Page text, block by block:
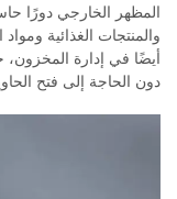
المظهر الخارجي دورًا
والمنتجات الغذائية
أيضًا في إدارة
دون الحاجة إلى فتح